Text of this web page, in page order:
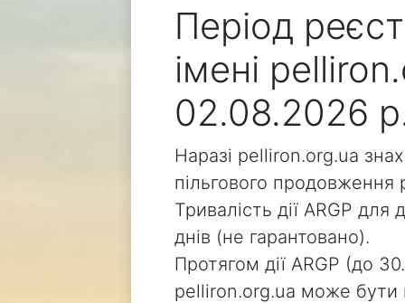
Період
імені
02.08.2026
Наразі pelliron.org.ua
пільгового продовження
Тривалість дії ARGP
днів (не гарантовано).
Протягом дії ARGP (до
pelliron.org.ua може бути